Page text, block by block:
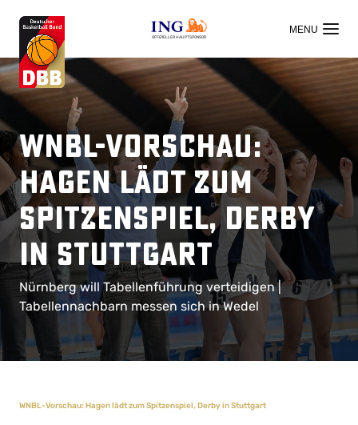
OFFIZIELLER HAUPTSPONSOR
WNBL-Vorschau:
Hagen lädt zum
Spitzenspiel, Derby
in Stuttgart
Nürnberg will Tabellenführung verteidigen |
Tabellennachbarn messen sich in Wedel
WNBL-Vorschau: Hagen lädt zum Spitzenspiel, Derby in Stuttgart